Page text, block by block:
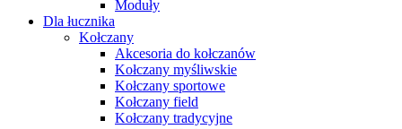
Moduły
Dla łucznika
Kołczany
Akcesoria do kołczanów
Kołczany myśliwskie
Kołczany sportowe
Kołczany field
Kołczany tradycyjne